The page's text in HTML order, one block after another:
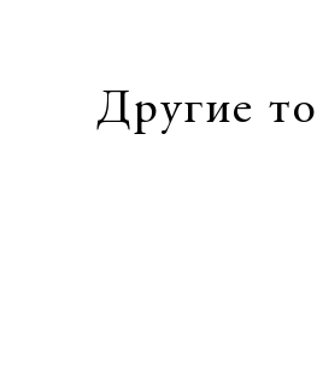
Другие